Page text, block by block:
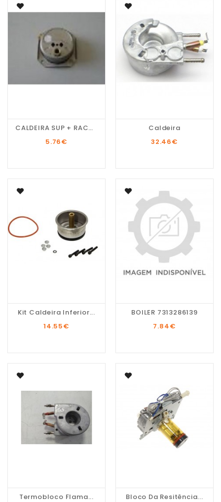
CALDEIRA SUP + RACORDS...
5.76€
Caldeira
32.46€
Kit Caldeira Inferior...
14.55€
BOILER 7313286139
7.84€
Termobloco Flama... Bloco Da Resitência...